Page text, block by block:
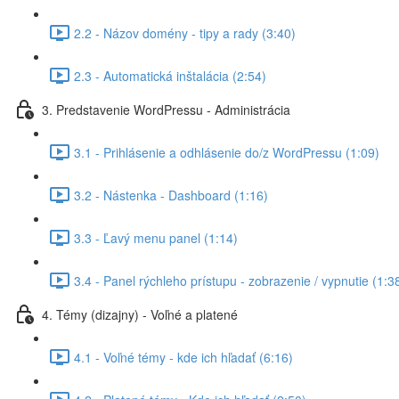
2.2 - Názov domény - tipy a rady (3:40)
2.3 - Automatická inštalácia (2:54)
3. Predstavenie WordPressu - Administrácia
3.1 - Prihlásenie a odhlásenie do/z WordPressu (1:09)
3.2 - Nástenka - Dashboard (1:16)
3.3 - Ľavý menu panel (1:14)
3.4 - Panel rýchleho prístupu - zobrazenie / vypnutie
4. Témy (dizajny) - Voľné a platené
4.1 - Voľné témy - kde ich hľadať (6:16)